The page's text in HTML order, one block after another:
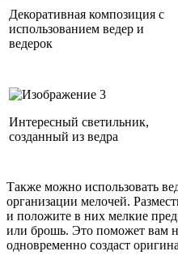
Декоративная композиция с
использованием ведер и
ведерок
Интересный светильник,
созданный из ведра
Также можно использовать
организации мелочей.
и положите в них мелкие
или брошь. Это поможет вам
одновременно создаст